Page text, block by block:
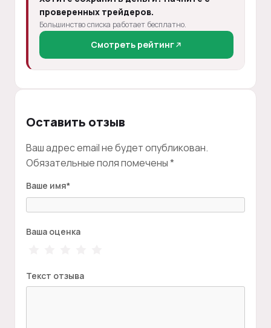
проверенных трейдеров.
Большинство списка работает бесплатно.
Смотреть рейтинг
Оставить отзыв
Ваш адрес email не будет опубликован.
Обязательные поля помечены*
Ваше имя*
Ваша оценка
Текст отзыва